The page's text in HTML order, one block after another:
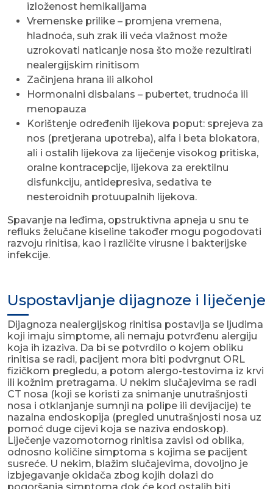
izloženost hemikalijama
Vremenske prilike – promjena vremena,
hladnoća, suh zrak ili veća vlažnost može
uzrokovati naticanje nosa što može rezultirati
nealergijskim rinitisom
Začinjena hrana ili alkohol
Hormonalni disbalans – pubertet, trudnoća ili
menopauza
Korištenje određenih lijekova poput: sprejeva za
nos (pretjerana upotreba), alfa i beta blokatora,
ali i ostalih lijekova za liječenje visokog pritiska,
oralne kontracepcije, lijekova za erektilnu
disfunkciju, antidepresiva, sedativa te
nesteroidnih protuupalnih lijekova.
Spavanje na leđima, opstruktivna apneja u snu te
refluks želučane kiseline također mogu pogodovati
razvoju rinitisa, kao i različite virusne i bakterijske
infekcije.
Uspostavljanje dijagnoze i liječenje
Dijagnoza nealergijskog rinitisa postavlja se ljudima
koji imaju simptome, ali nemaju potvrđenu alergiju
koja ih izaziva. Da bi se potvrdilo o kojem obliku
rinitisa se radi, pacijent mora biti podvrgnut ORL
fizičkom pregledu, a potom alergo-testovima iz krvi
ili kožnim pretragama. U nekim slučajevima se radi
CT nosa (koji se koristi za snimanje unutrašnjosti
nosa i otklanjanje sumnji na polipe ili devijacije) te
nazalna endoskopija (pregled unutrašnjosti nosa uz
pomoć duge cijevi koja se naziva endoskop).
Liječenje vazomotornog rinitisa zavisi od oblika,
odnosno količine simptoma s kojima se pacijent
susreće. U nekim, blažim slučajevima, dovoljno je
izbjegavanje okidača zbog kojih dolazi do